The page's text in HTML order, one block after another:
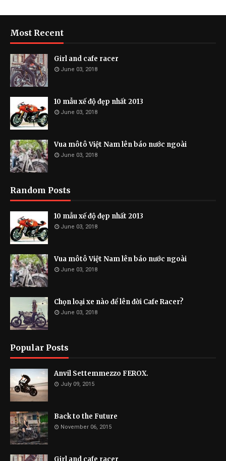
Most Recent
Girl and cafe racer
June 03, 2018
10 mẫu xế độ đẹp nhất 2013
June 03, 2018
Vua môtô Việt Nam lên báo nước ngoài
June 03, 2018
Random Posts
10 mẫu xế độ đẹp nhất 2013
June 03, 2018
Vua môtô Việt Nam lên báo nước ngoài
June 03, 2018
Chọn loại xe nào để lên đời Cafe Racer?
June 03, 2018
Popular Posts
Anvil Settemmezzo FEROX.
July 09, 2015
Back to the Future
November 06, 2015
Girl and cafe racer